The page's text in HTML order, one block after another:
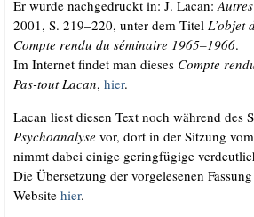
Er wur­de nach­ge­druckt in: J. Lacan:
2001, S. 219–220, unter dem Titel L’objet
Comp­te ren­du du sémi­n­aire 1965–1966.
Im Inter­net fin­det man die­ses Comp­te
Pas-tout Lacan, hier.
Lacan liest die­sen Text noch wäh­rend des
Psy­cho­ana­ly­se vor, dort in der Sit­zung
nimmt dabei eini­ge gering­fü­gi­ge
Die Über­set­zung der vor­ge­le­se­nen
Web­site hier.